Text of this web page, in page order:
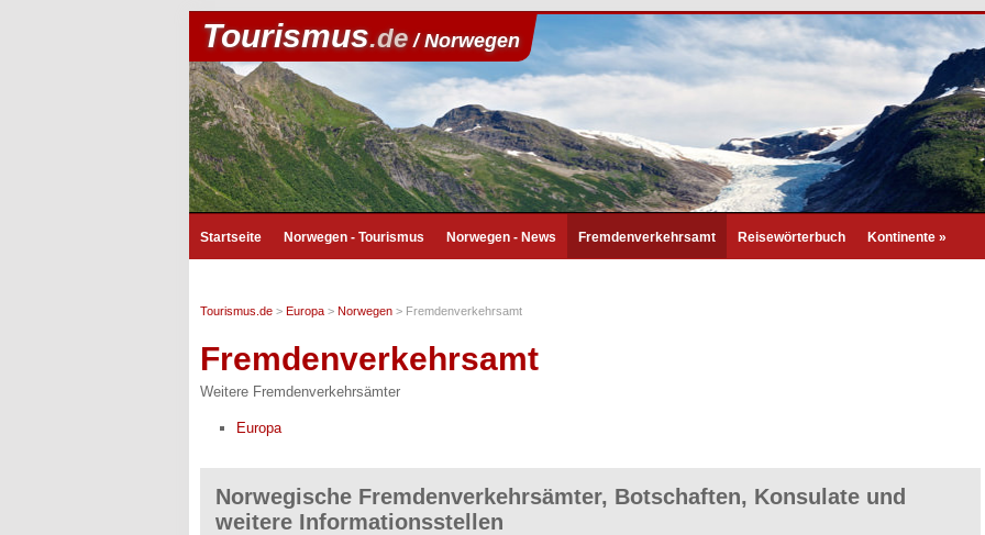
Tourismus.de/ Norwegen
Startseite Norwegen - Tourismus Norwegen - News Fremdenverkehrsamt Reisewörterbuch Kontinente »
Tourismus.de > Europa > Norwegen > Fremdenverkehrsamt
Fremdenverkehrsamt
Weitere Fremdenverkehrsämter
Europa
Norwegische Fremdenverkehrsämter, Botschaften, Konsulate und
weitere Informationsstellen